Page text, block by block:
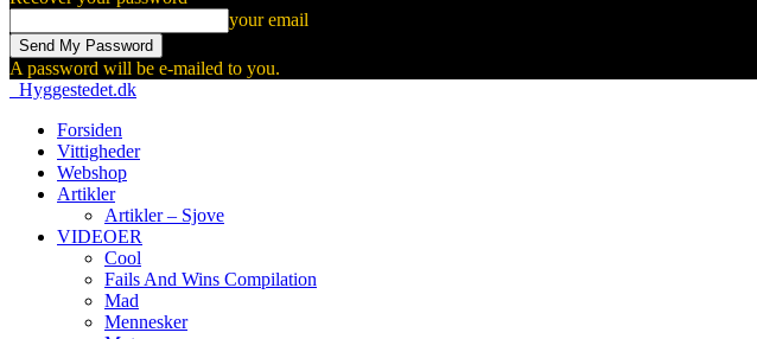
your email
A password will be e-mailed to you.
Hyggestedet.dk
Forsiden
Vittigheder
Webshop
Artikler
Artikler – Sjove
VIDEOER
Cool
Fails And Wins Compilation
Mad
Mennesker